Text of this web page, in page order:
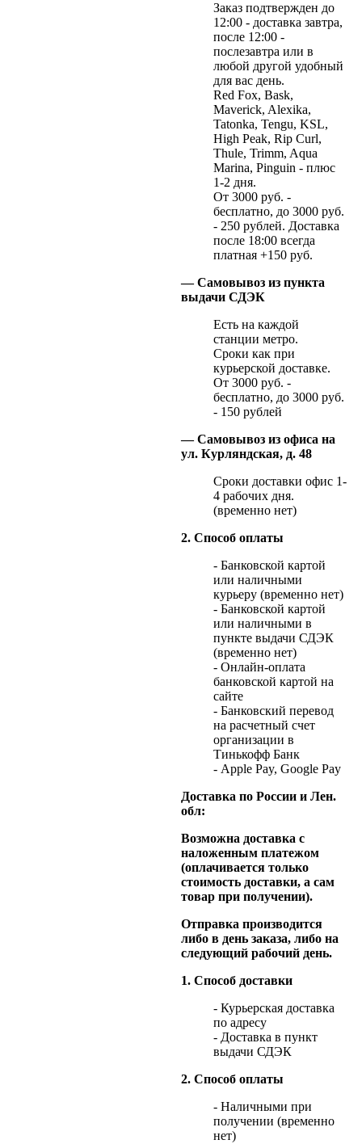
Заказ подтвержден до
12:00 - доставка завтра,
после 12:00 -
послезавтра или в
любой другой удобный
для вас день.
Red Fox, Bask,
Maverick, Alexika,
Tatonka, Tengu, KSL,
High Peak, Rip Curl,
Thule, Trimm, Aqua
Marina, Pinguin - плюс
1-2 дня.
От 3000 руб. -
бесплатно, до 3000 руб.
- 250 рублей. Доставка
после 18:00 всегда
платная +150 руб.
— Самовывоз из пункта
выдачи СДЭК
Есть на каждой
станции метро.
Сроки как при
курьерской доставке.
От 3000 руб. -
бесплатно, до 3000 руб.
- 150 рублей
— Самовывоз из офиса на
ул. Курляндская, д. 48
Сроки доставки офис 1-
4 рабочих дня.
(временно нет)
2. Способ оплаты
- Банковской картой
или наличными
курьеру (временно нет)
- Банковской картой
или наличными в
пункте выдачи СДЭК
(временно нет)
- Онлайн-оплата
банковской картой на
сайте
- Банковский перевод
на расчетный счет
организации в
Тинькофф Банк
- Apple Pay, Google Pay
Доставка по России и Лен.
обл:
Возможна доставка с
наложенным платежом
(оплачивается только
стоимость доставки, а сам
товар при получении).
Отправка производится
либо в день заказа, либо на
следующий рабочий день.
1. Способ доставки
- Курьерская доставка
по адресу
- Доставка в пункт
выдачи СДЭК
2. Способ оплаты
- Наличными при
получении (временно
нет)